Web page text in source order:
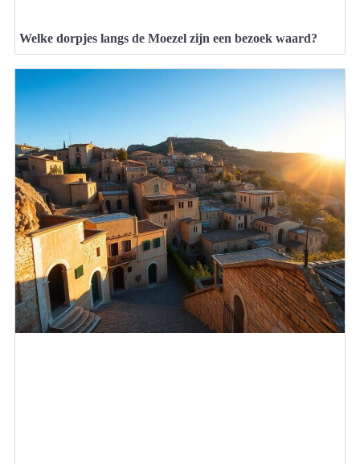
Welke dorpjes langs de Moezel zijn een bezoek waard?